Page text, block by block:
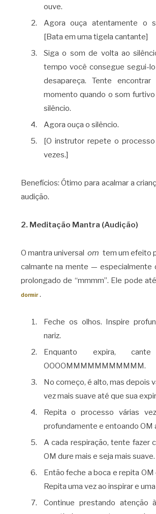
ouve.
Agora ouça atentamente o
[Bata em uma tigela cantante]
Siga o som de volta ao
tempo você consegue segui-
desapareça. Tente encontrar
momento quando o som
silêncio.
Agora ouça o silêncio.
[O instrutor repete o processo
vezes.]
Benefícios: Ótimo para acalmar a
audição.
2. Meditação Mantra (Audição)
O mantra universalom tem um efeito
calmante na mente — especialmente
prolongado de “mmmm”. Ele pode
dormir.
Feche os olhos. Inspire
nariz.
Enquanto expira, cante
OOOOMMMMMMMMMMM.
No começo, é alto, mas depois
vez mais suave até que sua
Repita o processo várias
profundamente e entoando OM
A cada respiração, tente fazer
OM dure mais e seja mais suave.
Então feche a boca e repita
Repita uma vez ao inspirar e
Continue prestando atenção